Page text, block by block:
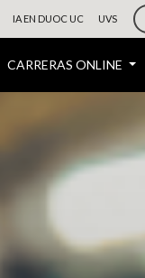
CARRERAS ONLINE
IA EN DUOC UC UVS